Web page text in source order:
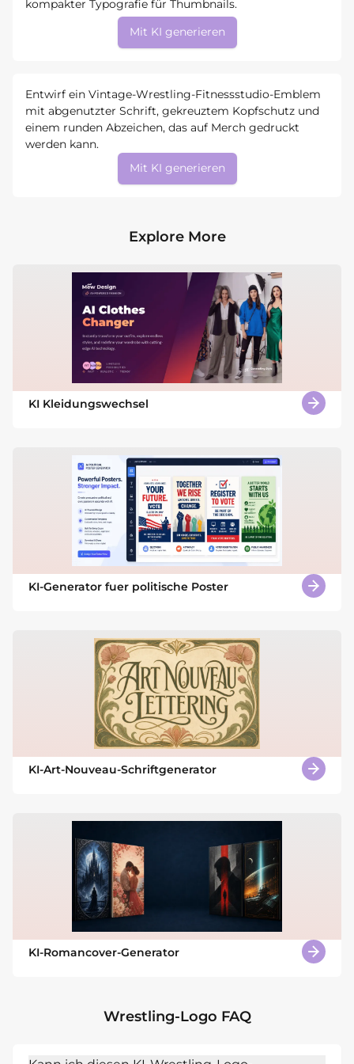
kompakter Typografie für Thumbnails.
Mit KI generieren
Entwirf ein Vintage-Wrestling-Fitnessstudio-Emblem
mit abgenutzter Schrift, gekreuztem Kopfschutz und
einem runden Abzeichen, das auf Merch gedruckt
werden kann.
Mit KI generieren
Explore More
KI Kleidungswechsel
KI-Generator fuer politische Poster
KI-Art-Nouveau-Schriftgenerator
KI-Romancover-Generator
Wrestling-Logo FAQ